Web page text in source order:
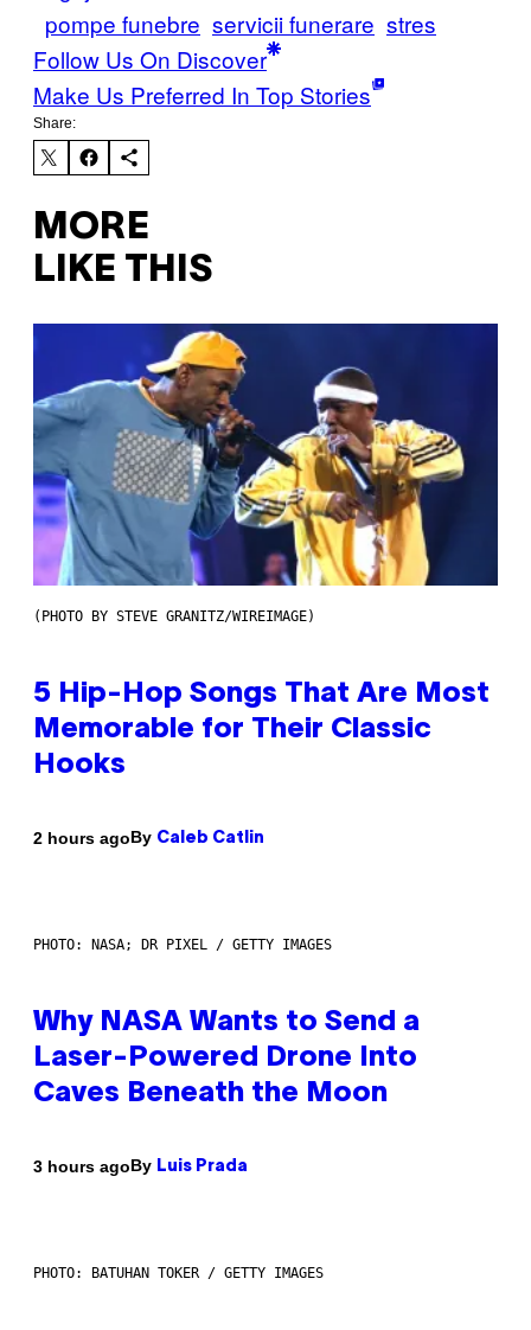
pompe funebre servicii funerare stres
Follow Us On Discover
Make Us Preferred In Top Stories
Share:
MORE
LIKE THIS
(PHOTO BY STEVE GRANITZ/WIREIMAGE)
5 Hip-Hop Songs That Are Most
Memorable for Their Classic
Hooks
2 hours agoBy Caleb Catlin
PHOTO: NASA; DR PIXEL / GETTY IMAGES
Why NASA Wants to Send a
Laser-Powered Drone Into
Caves Beneath the Moon
3 hours agoBy Luis Prada
PHOTO: BATUHAN TOKER / GETTY IMAGES